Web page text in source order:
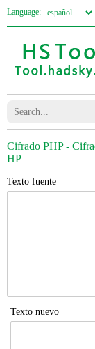
Language:
Cifrado PHP -
HP
Texto fuente
Texto nuevo